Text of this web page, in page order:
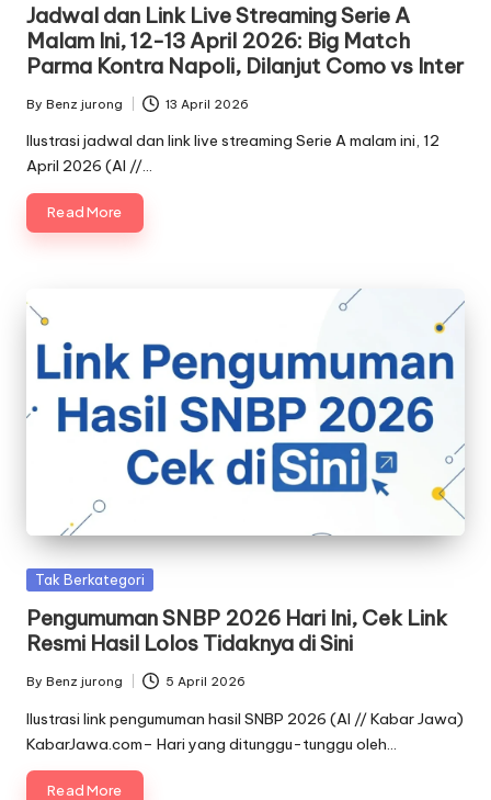
Jadwal dan Link Live Streaming Serie A
Malam Ini, 12-13 April 2026: Big Match
Parma Kontra Napoli, Dilanjut Como vs Inter
Posted
by
By Benz jurong 13 April 2026
Ilustrasi jadwal dan link live streaming Serie A malam ini, 12
April 2026 (AI //…
Read More
Posted
Tak Berkategori
Pengumuman SNBP 2026 Hari Ini, Cek Link
Resmi Hasil Lolos Tidaknya di Sini
Posted
by
By Benz jurong 5 April 2026
Ilustrasi link pengumuman hasil SNBP 2026 (AI // Kabar Jawa)
KabarJawa.com– Hari yang ditunggu-tunggu oleh…
Read More